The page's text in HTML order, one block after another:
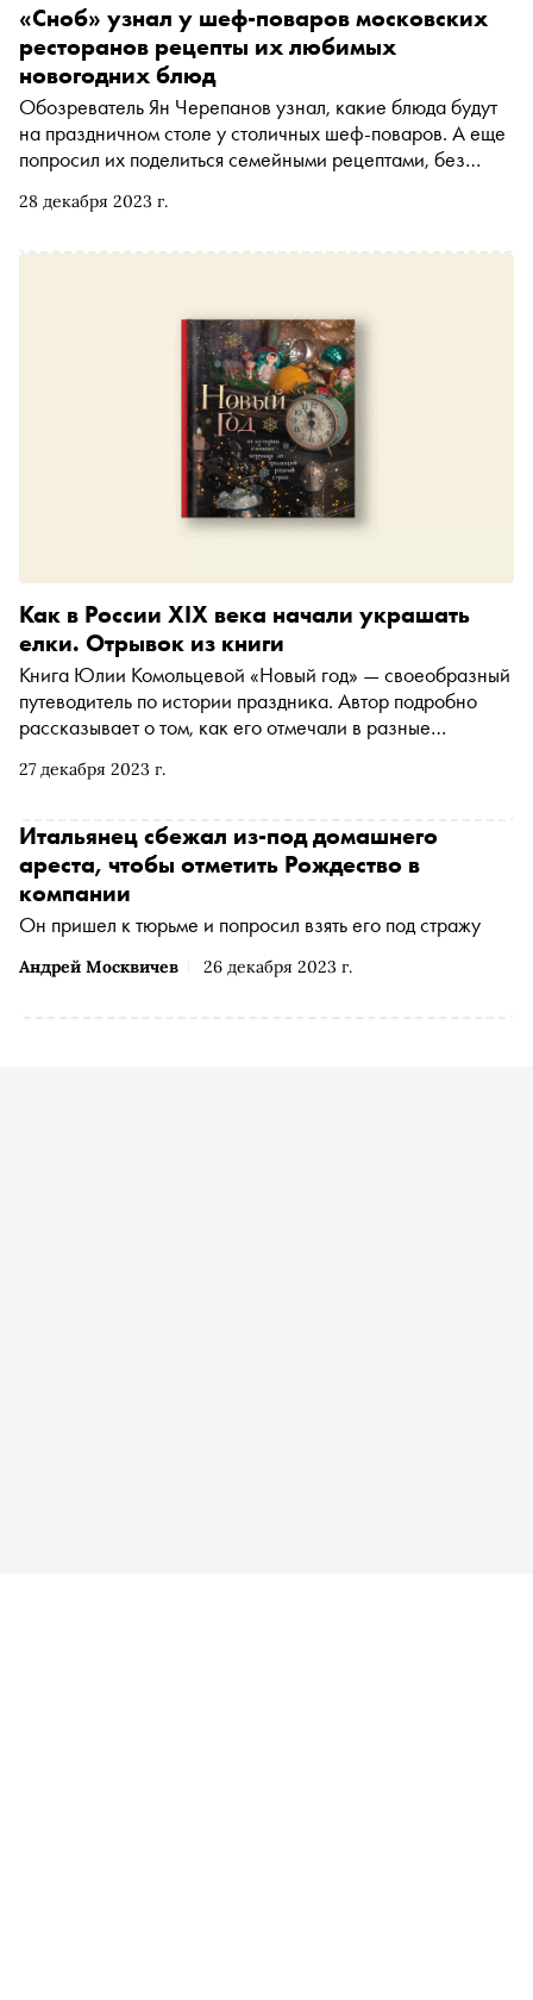
28 декабря 2023 г.
«Сноб» узнал у шеф-поваров московских
ресторанов рецепты их любимых
новогодних блюд
Обозреватель Ян Черепанов узнал, какие блюда будут
на праздничном столе у столичных шеф-поваров. А еще
попросил их поделиться семейными рецептами, без
27 декабря 2023 г.
Как в России XIX века начали украшать
елки. Отрывок из книги
Книга Юлии Комольцевой «Новый год» — своеобразный
путеводитель по истории праздника. Автор подробно
рассказывает о том, как его отмечали в разные
описывает традиции, но фиксирует интересные детали,
разрешения издательства «Бомбора» «Сноб» публикует
отрывок
Андрей Москвичев 26 декабря 2023 г.
Итальянец сбежал из-под домашнего
ареста, чтобы отметить Рождество в
компании
Он пришел к тюрьме и попросил взять его под стражу